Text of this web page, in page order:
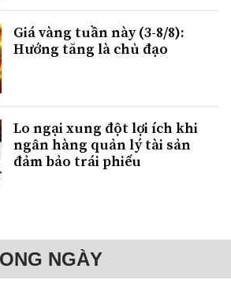
Giá vàng tuần này (3-8/8):
Hướng tăng là chủ đạo
Lo ngại xung đột lợi ích khi
ngân hàng quản lý tài sản
đảm bảo trái phiếu
NGÀY